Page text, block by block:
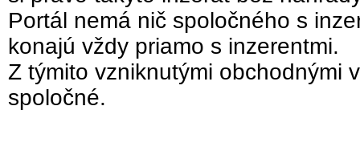
Portál nemá nič spoločného s
konajú vždy priamo s inzerentmi.
Z týmito vzniknutými obchodnými
spoločné.